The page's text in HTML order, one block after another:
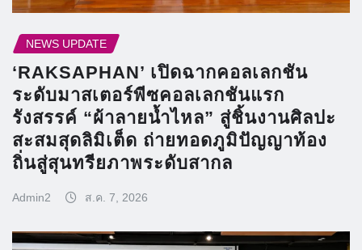
NEWS UPDATE
‘RAKSAPHAN’ เปิดฉากคอลเลกชัน
ระดับมาสเตอร์พีซคอลเลกชันแรก
รังสรรค์ “ผ้าลายน้ำไหล” สู่ชิ้นงานศิลปะ
สะสมสุดลิมิเต็ด ถ่ายทอดภูมิปัญญาท้อง
ถิ่นสู่สุนทรียภาพระดับสากล
Admin2 ส.ค. 7, 2026